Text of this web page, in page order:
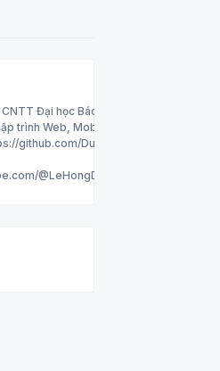
Đại học Bách khoa
trình Web, Mobile, ứng
github.com/DuyLeHong
@LeHongDuyCNTT